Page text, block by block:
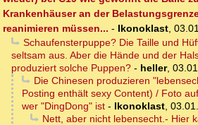
Krankenhäuser an der
reanimieren müssen... - Ikonoklast,
Schaufensterpuppe? Die Taille und
seltsam aus. Aber die Hände und der
produziert solche Puppen? - heller,
Die Chinesen produzieren
Posting enthält sexy Content) / Foto
wer "DingDong" ist - Ikonoklast,
Nett, aber nicht lebensecht.- Hier